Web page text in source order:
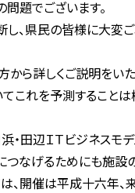
題でございます。
、県民の皆様に大変
から詳しくご説明を
これを予測すること
・田辺ＩＴビジネス
なげるためにも施設
、開催は平成十六年